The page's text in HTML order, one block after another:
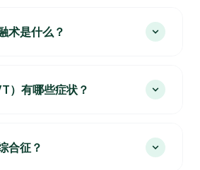
术是什么？
）有哪些症状？
合征？